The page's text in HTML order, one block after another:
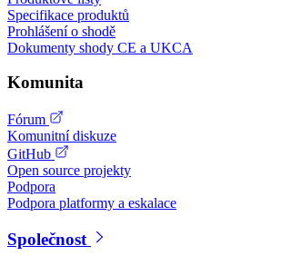
Specifikace produktů
Prohlášení o shodě
Dokumenty shody CE a UKCA
Komunita
Fórum
Komunitní diskuze
GitHub
Open source projekty
Podpora
Podpora platformy a eskalace
Společnost